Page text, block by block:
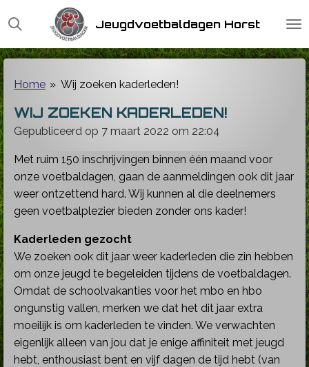
Ga
direct
naar
hoofdinhoud
Jeugdvoetbaldagen Horst
Home » Wij zoeken kaderleden!
WIJ ZOEKEN KADERLEDEN!
Gepubliceerd op 7 maart 2022 om 22:04
Met ruim 150 inschrijvingen binnen één maand voor
onze voetbaldagen, gaan de aanmeldingen ook dit jaar
weer ontzettend hard. Wij kunnen al die deelnemers
geen voetbalplezier bieden zonder ons kader!
Kaderleden gezocht
We zoeken ook dit jaar weer kaderleden die zin hebben
om onze jeugd te begeleiden tijdens de voetbaldagen.
Omdat de schoolvakanties voor het mbo en hbo
ongunstig vallen, merken we dat het dit jaar extra
moeilijk is om kaderleden te vinden. We verwachten
eigenlijk alleen van jou dat je enige affiniteit met jeugd
hebt, enthousiast bent en vijf dagen de tijd hebt (van